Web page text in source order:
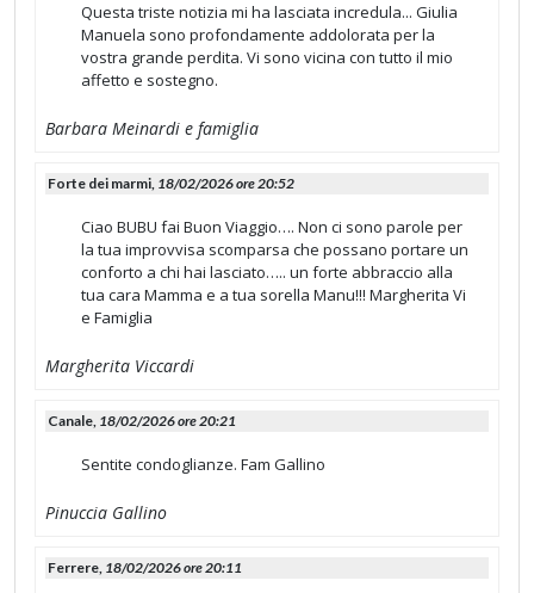
Questa triste notizia mi ha lasciata incredula... Giulia
Manuela sono profondamente addolorata per la
vostra grande perdita. Vi sono vicina con tutto il mio
affetto e sostegno.
Barbara Meinardi e famiglia
Forte dei marmi, 18/02/2026 ore 20:52
Ciao BUBU fai Buon Viaggio…. Non ci sono parole per
la tua improvvisa scomparsa che possano portare un
conforto a chi hai lasciato….. un forte abbraccio alla
tua cara Mamma e a tua sorella Manu!!! Margherita Vi
e Famiglia
Margherita Viccardi
Canale, 18/02/2026 ore 20:21
Sentite condoglianze. Fam Gallino
Pinuccia Gallino
Ferrere, 18/02/2026 ore 20:11